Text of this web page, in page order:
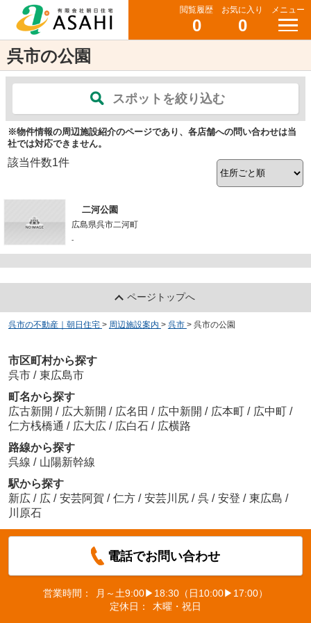
閲覧履歴
0
お気に入り
0
メニュー
呉市の公園
スポットを絞り込む
※物件情報の周辺施設紹介のページであり、各店舗への問い合わせは当
社では対応できません。
該当件数1件
二河公園
広島県呉市二河町
-
ページトップへ
呉市の不動産｜朝日住宅 > 周辺施設案内 > 呉市 > 呉市の公園
市区町村から探す
呉市 / 東広島市
町名から探す
広古新開 / 広大新開 / 広名田 / 広中新開 / 広本町 / 広中町 /
仁方桟橋通 / 広大広 / 広白石 / 広横路
路線から探す
呉線 / 山陽新幹線
駅から探す
新広 / 広 / 安芸阿賀 / 仁方 / 安芸川尻 / 呉 / 安登 / 東広島 /
川原石
電話でお問い合わせ
営業時間：
月～土9:00▶18:30（日10:00▶17:00）
定休日：
木曜・祝日